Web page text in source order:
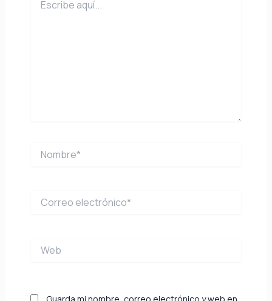
aquí...
electrónico*
Guarda mi nombre, correo electrónico y web en